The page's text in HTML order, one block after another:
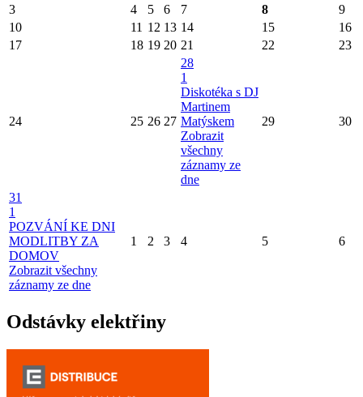
3 4 5 6 7 8
9
10
11 12 13 14 15
16
17
18 19 20 21 22 23
24 25 26 27
28
1
Diskotéka s DJ
Martinem
Matýskem
Zobrazit
všechny
záznamy ze
dne
29 30
31
1
POZVÁNÍ KE DNI
MODLITBY ZA
DOMOV
Zobrazit všechny
záznamy ze dne
1 2 3 4 5 6
Odstávky elektřiny